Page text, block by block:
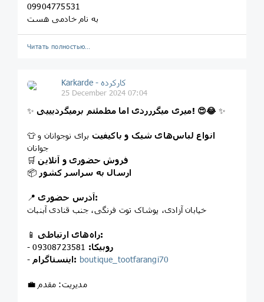
09904775531
به نام خادمی هست
Читать полностью…
Karkarde - کارکرده
25 December 2024 07:04
✨ میری میگررردی اما مطمئنم برمیگردیییی! 😍😂✨
👕 انواع لباس‌های شیک و باکیفیت برای نوجوانان و
جوانان
🛒فروش حضوری و آنلاین
📦 ارسال به سراسر کشور
📍
آدرس حضوری:
خیابان آزادی، پوشاک توت فرنگی، جنب قنادی آبنبات
📱
راه‌های ارتباطی:
-
روبیکا:
-
اینستاگرام: boutique_tootfarangi70
💼 مدیریت: مقدم